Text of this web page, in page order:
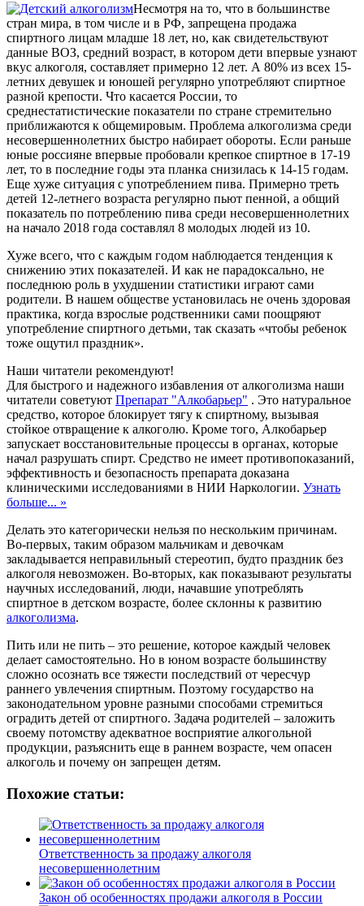
Несмотря на то, что в большинстве
стран мира, в том числе и в РФ, запрещена продажа
спиртного лицам младше 18 лет, но, как свидетельствуют
данные ВОЗ, средний возраст, в котором дети впервые узнают
вкус алкоголя, составляет примерно 12 лет. А 80% из всех 15-
летних девушек и юношей регулярно употребляют спиртное
разной крепости. Что касается России, то
среднестатистические показатели по стране стремительно
приближаются к общемировым. Проблема алкоголизма среди
несовершеннолетних быстро набирает обороты. Если раньше
юные россияне впервые пробовали крепкое спиртное в 17-19
лет, то в последние годы эта планка снизилась к 14-15 годам.
Еще хуже ситуация с употреблением пива. Примерно треть
детей 12-летнего возраста регулярно пьют пенной, а общий
показатель по потреблению пива среди несовершеннолетних
на начало 2018 года составлял 8 молодых людей из 10.
Хуже всего, что с каждым годом наблюдается тенденция к
снижению этих показателей. И как не парадоксально, не
последнюю роль в ухудшении статистики играют сами
родители. В нашем обществе установилась не очень здоровая
практика, когда взрослые родственники сами поощряют
употребление спиртного детьми, так сказать «чтобы ребенок
тоже ощутил праздник».
Наши читатели рекомендуют!
Для быстрого и надежного избавления от алкоголизма наши
читатели советуют Препарат "Алкобарьер" . Это натуральное
средство, которое блокирует тягу к спиртному, вызывая
стойкое отвращение к алкоголю. Кроме того, Алкобарьер
запускает восстановительные процессы в органах, которые
начал разрушать спирт. Средство не имеет противопоказаний,
эффективность и безопасность препарата доказана
клиническими исследованиями в НИИ Наркологии. Узнать
больше... »
Делать это категорически нельзя по нескольким причинам.
Во-первых, таким образом мальчикам и девочкам
закладывается неправильный стереотип, будто праздник без
алкоголя невозможен. Во-вторых, как показывают результаты
научных исследований, люди, начавшие употреблять
спиртное в детском возрасте, более склонны к развитию
алкоголизма.
Пить или не пить – это решение, которое каждый человек
делает самостоятельно. Но в юном возрасте большинству
сложно осознать все тяжести последствий от чересчур
раннего увлечения спиртным. Поэтому государство на
законодательном уровне разными способами стремиться
оградить детей от спиртного. Задача родителей – заложить
своему потомству адекватное восприятие алкогольной
продукции, разъяснить еще в раннем возрасте, чем опасен
алкоголь и почему он запрещен детям.
Похожие статьи:
Ответственность за продажу алкоголя
несовершеннолетним
Закон об особенностях продажи алкоголя в России